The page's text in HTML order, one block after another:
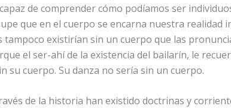
de comprender cómo podíamos ser
que en el cuerpo se encarna nuestra realidad
tampoco existirían sin un cuerpo que las
el ser-ahí de la existencia del bailarín, le
su cuerpo. Su danza no sería sin un cuerpo.
de la historia han existido doctrinas y